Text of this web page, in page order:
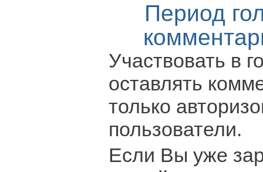
Период
Участвовать в
оставлять
только
пользователи.
Если Вы уже